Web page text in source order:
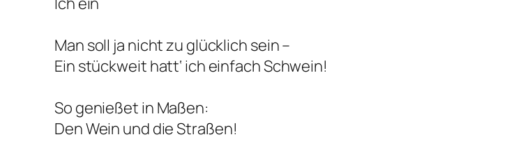
Man soll ja nicht zu glücklich sein –
Ein stückweit hatt‘ ich einfach Schwein!
So genießet in Maßen:
Den Wein und die Straßen!